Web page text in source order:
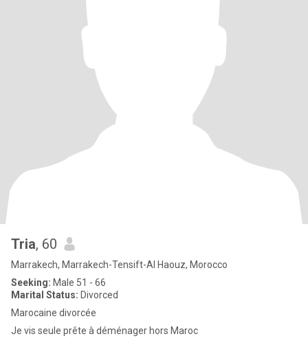
Tria, 60
Marrakech, Marrakech-Tensift-Al Haouz, Morocco
Seeking: Male 51 - 66
Marital Status: Divorced
Marocaine divorcée
Je vis seule prête à déménager hors Maroc